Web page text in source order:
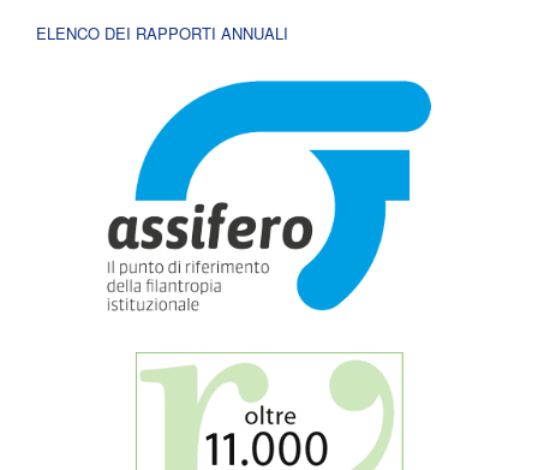
ELENCO DEI RAPPORTI ANNUALI